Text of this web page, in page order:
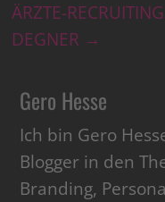
ÄRZTE-
DEGNER →
Gero Hesse
Ich bin Gero
Blogger in den
Branding,